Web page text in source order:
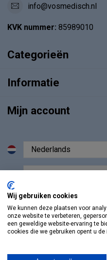
info@vosmedisch.nl
KVK nummer: 85989010
Categorieën
Informatie
Mijn account
Wij gebruiken cookies
We kunnen deze plaatsen voor
onze website te verbeteren,
een geweldige website-ervaring te
cookies die we gebruiken opent u